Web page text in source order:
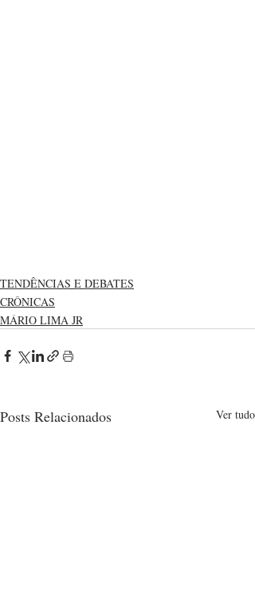
TENDÊNCIAS E DEBATES
CRÔNICAS
MÁRIO LIMA JR
Posts Relacionados Ver tudo